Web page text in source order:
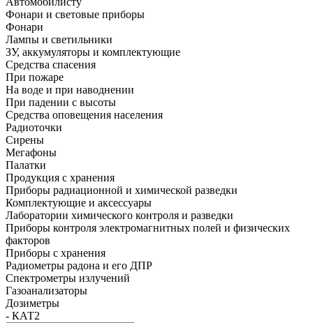
Фонари и световые приборы
Фонари
Лампы и светильники
ЗУ, аккумуляторы и комплектующие
Средства спасения
При пожаре
На воде и при наводнении
При падении с высоты
Средства оповещения населения
Радиоточки
Сирены
Мегафоны
Палатки
Продукция с хранения
Приборы радиационной и химической разведки
Комплектующие и аксессуары
Лаборатории химического контроля и разведки
Приборы контроля электромагнитных полей и физических
факторов
Приборы с хранения
Радиометры радона и его ДПР
Спектрометры излучений
Газоанализаторы
Дозиметры
- КАТ2